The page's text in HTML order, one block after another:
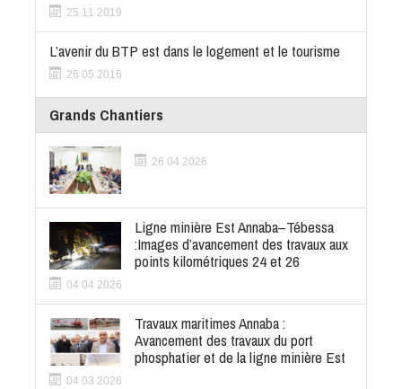
25 11 2019
L’avenir du BTP est dans le logement et le tourisme
26 05 2016
Grands Chantiers
26 04 2026
Ligne minière Est Annaba–Tébessa
:Images d’avancement des travaux aux
points kilométriques 24 et 26
04 04 2026
Travaux maritimes Annaba :
Avancement des travaux du port
phosphatier et de la ligne minière Est
04 03 2026